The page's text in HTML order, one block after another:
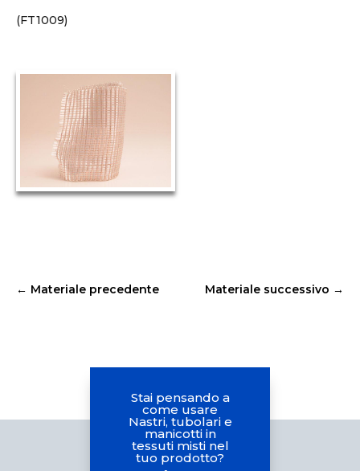
(FT1009)
← Materiale precedente Materiale successivo →
Stai pensando a
come usare
Nastri, tubolari e
manicotti in
tessuti misti nel
tuo prodotto?